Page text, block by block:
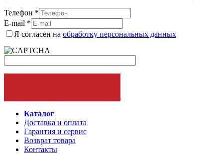
Телефон *
E-mail *
Я согласен на обработку персональных данных
Каталог
Доставка и оплата
Гарантия и сервис
Возврат товара
Контакты